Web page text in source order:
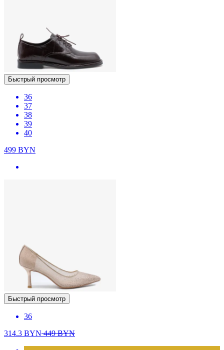
Быстрый просмотр
36
37
38
39
40
499 BYN
Быстрый просмотр
36
314.3 BYN449BYN